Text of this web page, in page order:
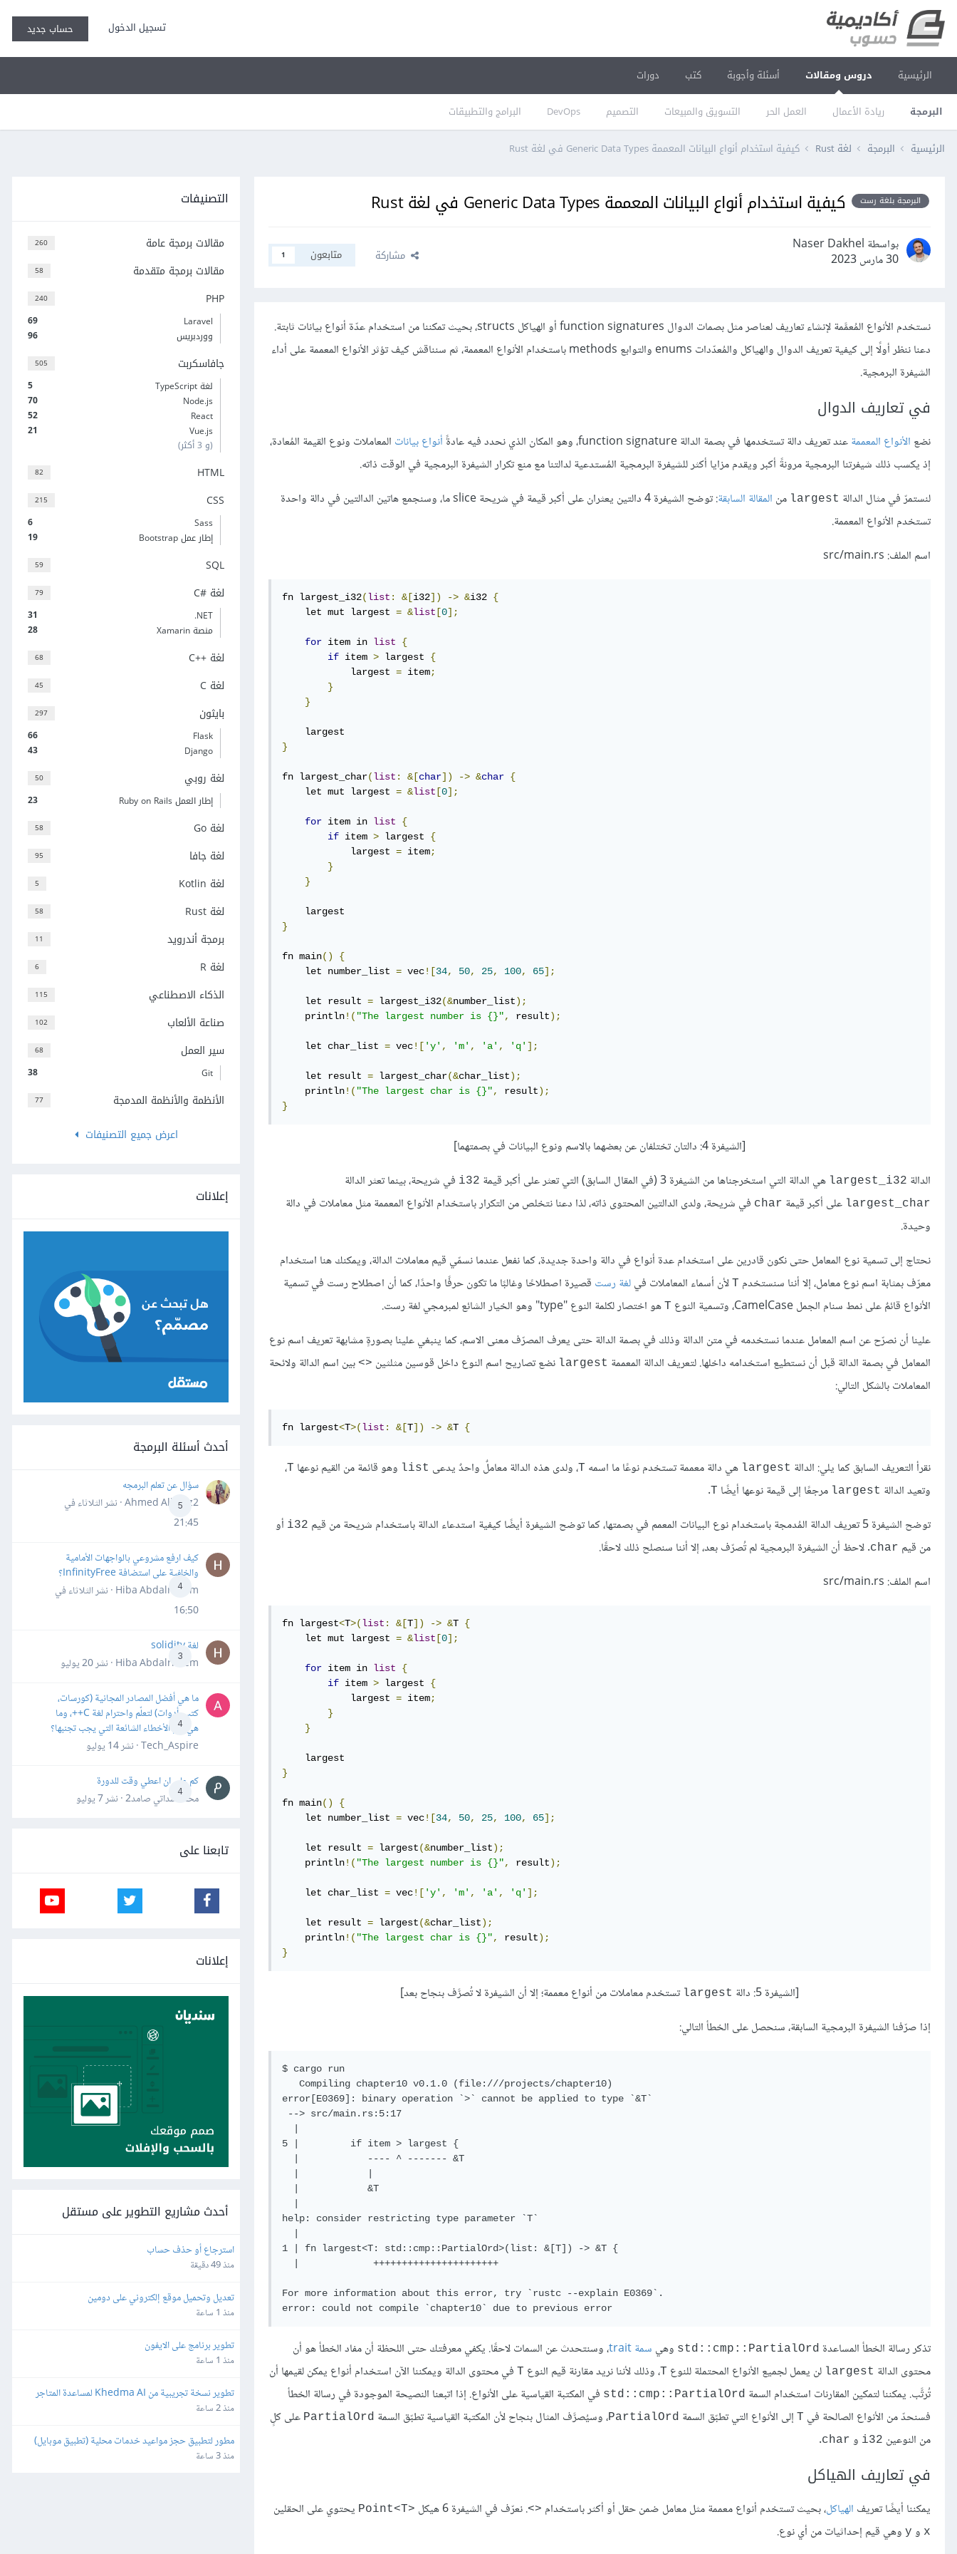
تسجيل الدخول حساب جديد
الرئيسية دروس ومقالات
البرمجة ريادة الأعمال العمل الحر التسويق والمبيعات التصميم DevOps البرامج والتطبيقات
أسئلة وأجوبة كتب دورات
الرئيسية البرمجة لغة Rust كيفية استخدام أنواع البيانات المعممة Generic Data Types في لغة Rust
البرمجة بلغة رست كيفية استخدام أنواع البيانات المعممة Generic Data Types في لغة Rust
بواسطة Naser Dakhel
30 مارس 2023
مشاركة متابعون 1
نستخدم الأنواع المُعمَّمة لإنشاء تعاريف لعناصر مثل بصمات الدوال function signatures أو الهياكل structs
، بحيث تمكننا من استخدام عدّة أنواع بيانات ثابتة.
دعنا ننظر أولًا إلى كيفية تعريف الدوال والهياكل والمُعدّدات enums
والتوابع methods باستخدام الأنواع المعممة، ثم سنناقش كيف تؤثر الأنواع المعممة على أداء
الشيفرة البرمجية.
في تعاريف الدوال
نضع الأنواع المعممةعند تعريف دالة تستخدمها في بصمة الدالة function signature، وهو المكان الذي نحدد فيه عادةً أنواع بيانات المعاملات ونوع القيمة المُعادة،
إذ يكسب ذلك شيفرتنا البرمجية مرونةً أكبر ويقدم مزايا أكثر للشيفرة البرمجية المُستدعية لدالتنا مع منع تكرار الشيفرة البرمجية في الوقت ذاته.
لنستمرّ في مثال الدالة largest من المقالة السابقة
: توضح الشيفرة 4 دالتين يعثران على أكبر قيمة في شريحة slice ما، وسنجمع هاتين الدالتين في دالة واحدة
تستخدم الأنواع المعممة.
اسم الملف: src/main.rs
fn largest_i32(list : &[i32]) -> &i32 {
    let mut largest
= &list [0];
for item in list
{
if item > largest {
            largest
= item;
}
}
}
fn largest_char(list : &[char]) -> &char {
    let mut largest
= &list [0];
for item in list
{
if item > largest {
            largest
= item;
}
}
}
fn main()
{
    let number_list
= vec![34, 50, 25, 100, 65];
    let result
= largest_i32(&number_list);
    println
!( "The largest number is {}", result);
    let char_list
= vec![ 'y' , 'm' , 'a' , 'q' ];
    let result
= largest_char(&char_list);
    println
!( "The largest char is {}", result);
}
[الشيفرة 4: دالتان تختلفان عن بعضهما بالاسم ونوع البيانات في بصمتهما]
الدالة largest_i32 هي الدالة التي استخرجناها من الشيفرة 3 (في المقال السابق) التي تعثر على أكبر قيمة i32 في شريحة، بينما تعثر الدالة
largest_char على أكبر قيمة char في شريحة، ولدى الدالتين المحتوى ذاته، لذا دعنا نتخلص من التكرار باستخدام الأنواع المعممة مثل معاملات في دالة
وحيدة.
نحتاج إلى تسمية نوع المعامل حتى نكون قادرين على استخدام عدة أنواع في دالة واحدة جديدة، كما نفعل عندما نسمّي قيم معاملات الدالة، ويمكنك هنا استخدام
معرّف بمثابة اسم نوع معامل، إلا أننا سنستخدم T لأن أسماء المعاملات فيلغة رست قصيرة اصطلاحًا وغالبًا ما تكون حرفًا واحدًا، كما أن اصطلاح رست في تسمية
الأنواع قائمٌ على نمط سنام الجمل CamelCase، وتسمية النوع
T هو اختصار لكلمة النوع "type" وهو الخيار الشائع لمبرمجي لغة رست.
علينا أن نصرّح عن اسم المعامل عندما نستخدمه في متن الدالة وذلك في بصمة الدالة حتى يعرف المصرّف معنى الاسم، كما ينبغي علينا بصورةٍ مشابهة تعريف اسم نوع
المعامل في بصمة الدالة قبل أن نستطيع استخدامه داخلها. لتعريف الدالة المعممة largest نضع تصاريح اسم النوع داخل قوسين مثلثين <> بين اسم الدالة ولائحة
المعاملات بالشكل التالي:
fn largest<T>(list : &[T]) -> &T {
نقرأ التعريف السابق كما يلي: الدالة largest هي دالة معممة تستخدم نوعًا ما اسمه T، ولدى هذه الدالة معاملٌ واحدٌ يدعى list وهو قائمة من القيم نوعها T،
وتعيد الدالة largest مرجعًا إلى قيمة نوعها أيضًا T
.
توضح الشيفرة 5 تعريف الدالة المُدمجة باستخدام نوع البيانات المعمم في بصمتها، كما توضح الشيفرة أيضًا كيفية استدعاء الدالة باستخدام شريحة من قيم
i32 أو
من قيم char. لاحظ أن الشيفرة البرمجية لم تُصرّف بعد، إلا أننا سنصلح ذلك لاحقًا.
اسم الملف: src/main.rs
fn largest<T>(list : &[T]) -> &T {
    let mut largest
= &list [0];
for item in list
{
if item > largest {
            largest
= item;
}
}
}
fn main()
{
    let number_list
= vec![34, 50, 25, 100, 65];
    let result
= largest(&number_list);
    println
!( "The largest number is {}", result);
    let char_list
= vec![ 'y' , 'm' , 'a' , 'q' ];
    let result
= largest(&char_list);
    println
!( "The largest char is {}", result);
}
[الشيفرة 5: دالة largest تستخدم معاملات من أنواع معممة؛ إلا أن الشيفرة لا تُصرَّف بنجاح بعد]
إذا صرّفنا الشيفرة البرمجية السابقة، سنحصل على الخطأ التالي:
$ cargo run
   Compiling chapter10 v0.1.0 (file:///projects/chapter10)
error[E0369]: binary operation `>` cannot be applied to type `&T`
--> src/main.rs:5:17
5 |         if item > largest {
  |            ---- ^ ------- &T
  |            &T
help: consider restricting type parameter `T`
1 | fn largest<T: std::cmp::PartialOrd>(list: &[T]) -> &T {
  |             ++++++++++++++++++++++
For more information about this error, try `rustc --explain E0369`.
تذكر رسالة الخطأ المساعدة std::cmp::PartialOrd وهي سمة trait
، وسنتحدث عن السمات لاحقًا. يكفي معرفتك حتى اللحظة أن مفاد الخطأ هو أن
محتوى الدالة largest لن يعمل لجميع الأنواع المحتملة للنوع T، وذلك لأننا نريد مقارنة قيم النوع T في محتوى الدالة ويمكننا الآن استخدام أنواع يمكن لقيمها أن
تُرتَّب. يمكننا لتمكين المقارنات استخدام السمة std::cmp::PartialOrd في المكتبة القياسية على الأنواع. إذا اتبعنا النصيحة الموجودة في رسالة الخطأ
فسنحدّ من الأنواع الصالحة في T إلى الأنواع التي تطبّق السمة PartialOrd، وسيُصرَّف المثال بنجاح لأن المكتبة القياسية تطبّق السمة PartialOrd على كلٍ
من النوعين i32 و char
.
في تعاريف الهياكل
يمكننا أيضًا تعريف الهياكل، بحيث تستخدم أنواع معممة مثل معامل ضمن حقل أو أكثر باستخدام <>. نعرّف في الشيفرة 6 هيكل Point<T>‎ يحتوي على الحقلين
x و y وهي قيم إحداثيات من أي نوع.
التصنيفات
260 مقالات برمجة عامة
58 مقالات برمجة متقدمة
240 PHP
69
Laravel
96
ووردبريس
505 جافاسكربت
5
لغة TypeScript
70
Node.js
52
React
21
Vue.js
(و 3 أكثر)
82 HTML
215 CSS
6
Sass
19
إطار عمل Bootstrap
59 SQL
79 لغة C#‎
31
‎.NET
28
منصة Xamarin
68 لغة C++‎
45 لغة C
297 بايثون
66
Flask
43
Django
50 لغة روبي
23 إطار العمل Ruby on Rails
58 لغة Go
95 لغة جافا
5 لغة Kotlin
58 لغة Rust
11 برمجة أندرويد
6 لغة R
115 الذكاء الاصطناعي
102 صناعة الألعاب
68 سير العمل
38 Git
77
الأنظمة والأنظمة المدمجة
اعرض جميع التصنيفات
إعلانات
أحدث أسئلة البرمجة
5
سؤال عن تعلم البرمجه
Ahmed Alhafiz2 · نشر
الثلاثاء في
21:45
4
كيف ارفع مشروعي بالواجهات الأمامية
والخلفية على استضافة InfinityFree؟
Hiba Abdalrheem · نشر
الثلاثاء في
16:50
3
لغة solidity
Hiba Abdalrheem · نشر
20 يوليو
4
ما هي أفضل المصادر المجانية (كورسات،
كتب، أدوات) لتعلّم واحترام لغة C++، وما
هي أهم الأخطاء الشائعة التي يجب تجنبها؟
Tech_Aspire · نشر
14 يوليو
4
كم علي ان اعطي وقت للدورة
محمد سداتي صامد2 · نشر
7 يوليو
تابعنا على
إعلانات
أحدث مشاريع التطوير على مستقل
استرجاع أو حذف حساب
منذ 49 دقيقة
تعديل وتحميل موقع إلكتروني على دومين
منذ 1 ساعة
تطوير برنامج على الايفون
منذ 1 ساعة
تطوير نسخة تجريبية من Khedma AI لمساعدة المتاجر
منذ 2 ساعة
مطور لتطبيق حجز مواعيد خدمات محلية (تطبيق موبايل)
منذ 3 ساعة